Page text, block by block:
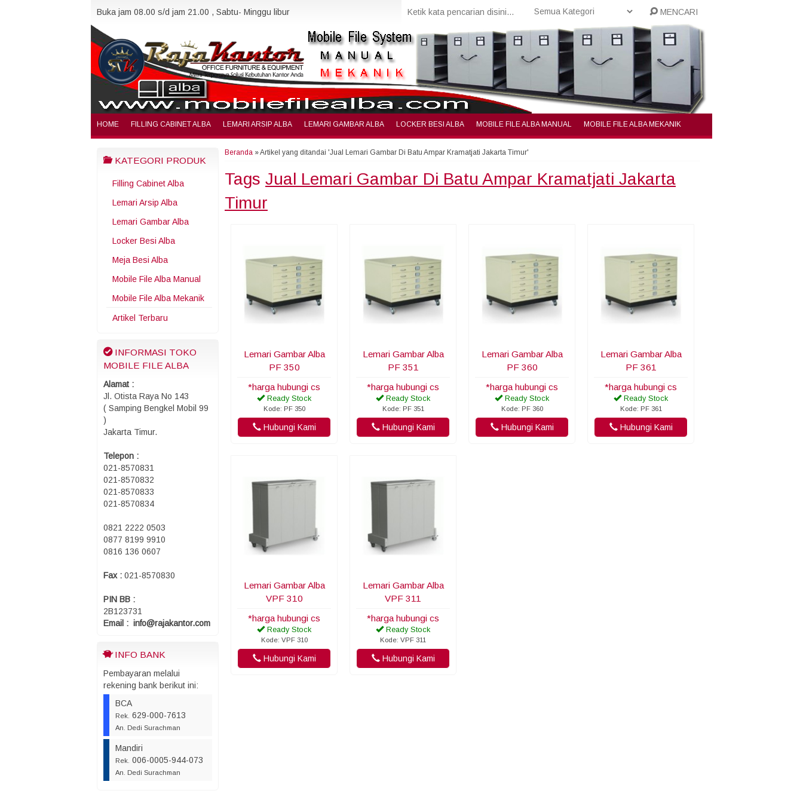
Buka jam 08.00 s/d jam 21.00 , Sabtu- Minggu libur MENCARI
HOME FILLING CABINET ALBA LEMARI ARSIP ALBA LEMARI GAMBAR ALBA LOCKER BESI ALBA MOBILE FILE ALBA MANUAL MOBILE FILE ALBA MEKANIK
KATEGORI PRODUK
Filling Cabinet Alba
Lemari Arsip Alba
Lemari Gambar Alba
Locker Besi Alba
Meja Besi Alba
Mobile File Alba Manual
Mobile File Alba Mekanik
Artikel Terbaru
INFORMASI TOKO
MOBILE FILE ALBA
Alamat :
Jl. Otista Raya No 143
( Samping Bengkel Mobil 99
)
Jakarta Timur.
Telepon :
021-8570831
021-8570832
021-8570833
021-8570834
0821 2222 0503
0877 8199 9910
0816 136 0607
Fax : 021-8570830
PIN BB :
2B123731
Email : info@rajakantor.com
INFO BANK
Pembayaran melalui
rekening bank berikut ini:
BCA
Rek. 629-000-7613
An. Dedi Surachman
Mandiri
Rek. 006-0005-944-073
An. Dedi Surachman
Beranda »Artikel yang ditandai 'Jual Lemari Gambar Di Batu Ampar Kramatjati Jakarta Timur'
Tags Jual Lemari Gambar Di Batu Ampar Kramatjati Jakarta
Timur
Lemari Gambar Alba
PF 350
*harga hubungi cs
Ready Stock
Kode: PF 350
Hubungi Kami
Lemari Gambar Alba
PF 351
*harga hubungi cs
Ready Stock
Kode: PF 351
Hubungi Kami
Lemari Gambar Alba
PF 360
*harga hubungi cs
Ready Stock
Kode: PF 360
Hubungi Kami
Lemari Gambar Alba
PF 361
*harga hubungi cs
Ready Stock
Kode: PF 361
Hubungi Kami
Lemari Gambar Alba
VPF 310
*harga hubungi cs
Ready Stock
Kode: VPF 310
Hubungi Kami
Lemari Gambar Alba
VPF 311
*harga hubungi cs
Ready Stock
Kode: VPF 311
Hubungi Kami